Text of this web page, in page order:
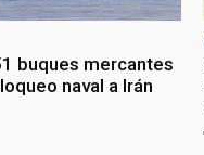
buques mercantes
naval a Irán